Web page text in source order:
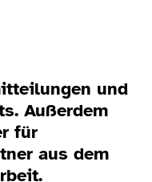
und
Außerdem
für
aus dem